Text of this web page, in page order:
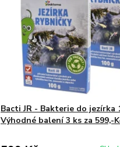
Bacti JR - Bakterie do jezírka
Výhodné balení 3 ks za 599,-